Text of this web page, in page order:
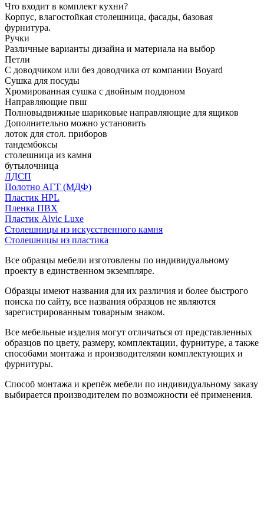
Что входит в комплект кухни?
Корпус, влагостойкая столешница, фасады, базовая
фурнитура.
Ручки
Различные варианты дизайна и материала на выбор
Петли
С доводчиком или без доводчика от компании Boyard
Сушка для посуды
Хромированная сушка с двойным поддоном
Направляющие пвш
Полновыдвижные шариковые направляющие для ящиков
Дополнительно можно установить
лоток для стол. приборов
тандембоксы
столешница из камня
бутылочница
ЛДСП
Полотно АГТ (МДФ)
Пластик HPL
Пленка ПВХ
Пластик Alvic Luxe
Столешницы из искусственного камня
Столешницы из пластика
Все образцы мебели изготовлены по индивидуальному
проекту в единственном экземпляре.
Образцы имеют названия для их различия и более быстрого
поиска по сайту, все названия образцов не являются
зарегистрированным товарным знаком.
Все мебельные изделия могут отличаться от представленных
образцов по цвету, размеру, комплектации, фурнитуре, а также
способами монтажа и производителями комплектующих и
фурнитуры.
Способ монтажа и крепёж мебели по индивидуальному заказу
выбирается производителем по возможности её применения.